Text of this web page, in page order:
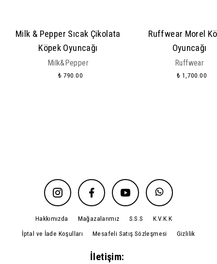
Milk & Pepper Sıcak Çikolata
Köpek Oyuncağı
Milk&Pepper
₺ 790.00
Ruffwear Morel
Oyuncağı
Ruffwear
₺ 1,700.00
Hakkımızda Mağazalarımız S.S.S
K.V.K.K
İptal ve İade Koşulları
Mesafeli Satış Sözleşmesi Gizlilik
İletişim: